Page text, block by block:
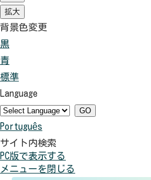
期
状
態）
拡大
期
状
背景色変更
黒
色
を
黒
色
に
す
る
青
景
色
を
青
色
に
す
標準
景
色
を
元
に
戻
Language
GO
Português
サイト内検索
PC版で表示する
メニューを閉じる